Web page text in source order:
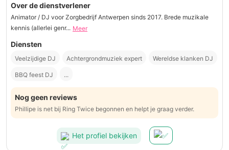
Over de dienstverlener
Animator / DJ voor Zorgbedrijf Antwerpen sinds 2017. Brede muzikale
kennis (allerlei genr... Meer
Diensten
Veelzijdige DJ Achtergrondmuziek expert Wereldse klanken DJ
BBQ feest DJ ...
Nog geen reviews
Phillipe is net bij Ring Twice begonnen en helpt je graag verder.
Het profiel bekijken